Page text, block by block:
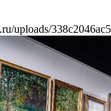
uploads/